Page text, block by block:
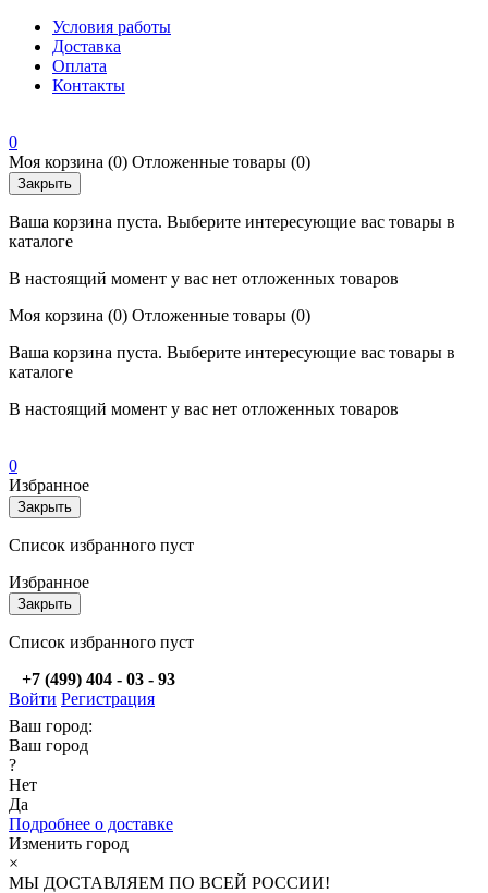
Условия работы
Доставка
Оплата
Контакты
0
Моя корзина (0) Отложенные товары (0)
Закрыть
Ваша корзина пуста. Выберите интересующие вас товары в
каталоге
В настоящий момент у вас нет отложенных товаров
Моя корзина (0) Отложенные товары (0)
Ваша корзина пуста. Выберите интересующие вас товары в
каталоге
В настоящий момент у вас нет отложенных товаров
0
Избранное
Закрыть
Список избранного пуст
Избранное
Закрыть
Список избранного пуст
+7 (499) 404 - 03 - 93
Войти Регистрация
Ваш город:
Ваш город
?
Нет
Да
Подробнее о доставке
Изменить город
×
МЫ ДОСТАВЛЯЕМ ПО ВСЕЙ РОССИИ!